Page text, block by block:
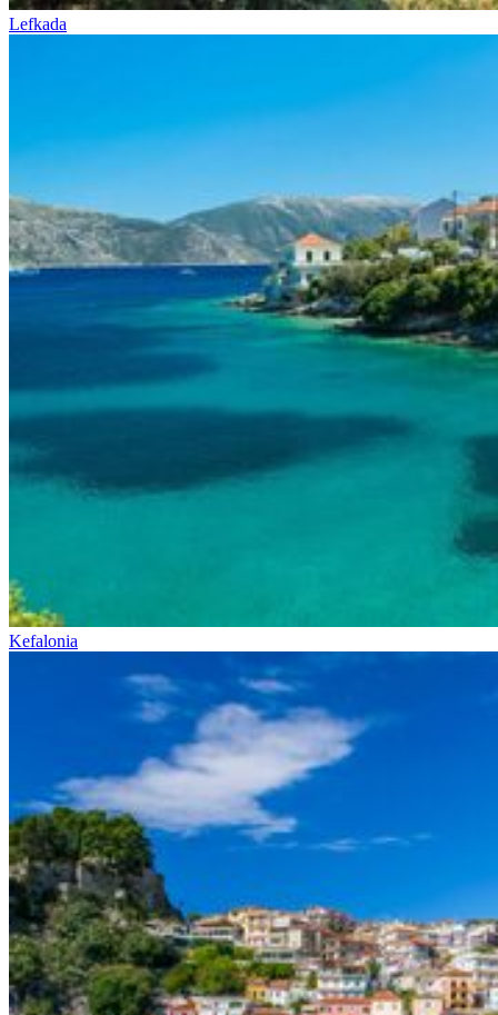
Lefkada
Kefalonia